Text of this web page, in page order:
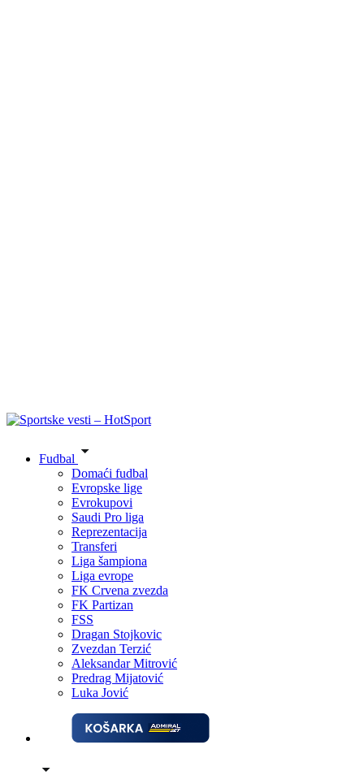
Fudbal
Domaći fudbal
Evropske lige
Evrokupovi
Saudi Pro liga
Reprezentacija
Transferi
Liga šampiona
Liga evrope
FK Crvena zvezda
FK Partizan
FSS
Dragan Stojkovic
Zvezdan Terzić
Aleksandar Mitrović
Predrag Mijatović
Luka Jović